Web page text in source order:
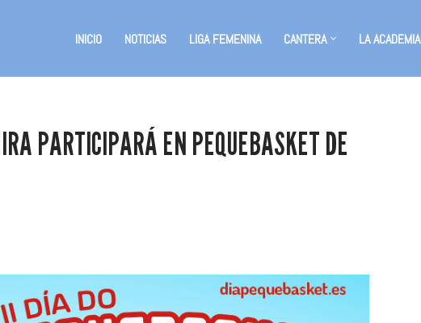
INICIO NOTICIAS LIGA FEMENINA CANTERA LA ACADEMIA
PARTICIPARÁ EN PEQUEBASKET DE